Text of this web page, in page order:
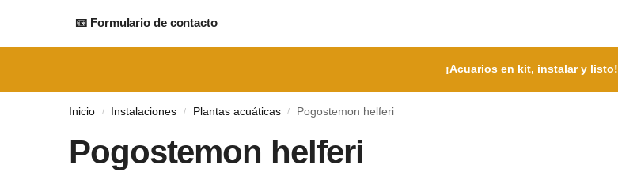
📧 Formulario de contacto
¡Acuarios en kit, instalar y listo!
Inicio / Instalaciones / Plantas acuáticas / Pogostemon helferi
Pogostemon helferi